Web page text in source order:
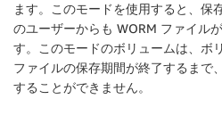
ます。このモードを使用すると、保
のユーザーからも WORM ファイル
す。このモードのボリュームは、ボ
ファイルの保存期間が終了するまで
することができません。